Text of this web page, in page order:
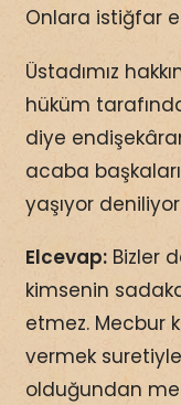
Onlara istiğfar
Üstadımız
hüküm
diye
acaba
yaşıyor
Elcevap:Bizler
kimsenin
etmez. Mecbur
vermek suretiyle
olduğundan